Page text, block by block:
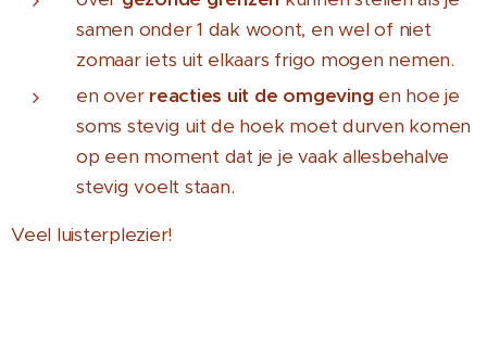
samen onder 1 dak woont, en wel of niet
zomaar iets uit elkaars frigo mogen nemen.
en over reacties uit de omgeving en hoe je
soms stevig uit de hoek moet durven komen
op een moment dat je je vaak allesbehalve
stevig voelt staan.
Veel luisterplezier!